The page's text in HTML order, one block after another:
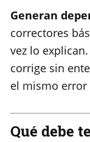
Generan
correctores
vez lo
corrige sin
el mismo
Qué debe